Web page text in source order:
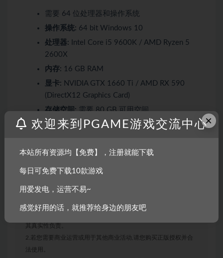
需要 64 位处理器和操作系统
操作系统: 64 bit Windows 10
处理器: Intel Core i5 9600K / AMD Ryzen 5
2600X
内存: 16 GB RAM
显卡: NVIDIA GTX 1660 Ti / AMD RX 590
(DirectX12 Graphics Card)
存储空间:需要 80 GB 可用空间
声卡:DirectX Compatible
Drive
其真实性负责。
2.若您需要商业运营或用于其他商业活动,请您购买正版授权并合
法使用。
×
欢迎来到PGAME游戏交流中心
本站所有资源均【免费】，注册就能下载
每日可免费下载10款游戏
用爱发电，运营不易~
感觉好用的话，就推荐给身边的朋友吧